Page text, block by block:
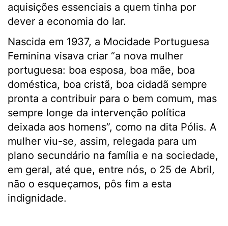
aquisições essenciais a quem tinha por
dever a economia do lar.
Nascida em 1937, a Mocidade Portuguesa
Feminina visava criar “a nova mulher
portuguesa: boa esposa, boa mãe, boa
doméstica, boa cristã, boa cidadã sempre
pronta a contribuir para o bem comum, mas
sempre longe da intervenção política
deixada aos homens”, como na dita Pólis. A
mulher viu-se, assim, relegada para um
plano secundário na família e na sociedade,
em geral, até que, entre nós, o 25 de Abril,
não o esqueçamos, pôs fim a esta
indignidade.